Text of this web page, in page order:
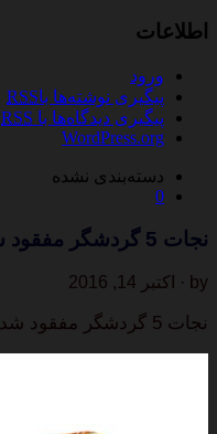
اطلاعات
ورود
پیگیری نوشته‌ها باRSS
پیگیری دیدگاه‌ها با RSS
WordPress.org
دسته‌بندی نشده
0
نجات 5 گردشگر مفقود شده در جنگل آمل
by · اکتبر 14, 2016
نجات 5 گردشگر مفقود شده در جنگل آمل